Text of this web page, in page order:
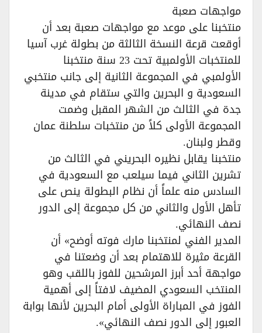
مواجهات صعبة
منتخبنا على موعد مع مواجهات صعبة بعد أن
أوقعت قرعة النسخة الثالثة من بطولة غرب آسيا
للمنتخبات الأولمبية تحت 23 سنة منتخبنا
الأولمبي في المجموعة الثانية إلى جانب منتخبي
السعودية و البحرين والتي ستقام في مدينة
جدة في الثالث من الشهر المقبل وضمت
المجموعة الأولى كلاً من منتخبات سلطنة عمان
وقطر ولبنان.
منتخبنا يقابل نظيره البحريني في الثالث من
تشرين الثاني فيما سيلعب مع السعودية في
السادس منه علماً أن نظام البطولة ينص على
تأهل الأول والثاني من كل مجموعة إلى الدور
نصف النهائي.
المدير الفني لمنتخبنا مارك فوته أوضح» أن
القرعة مثيرة للاهتمام بعد أن وضعتنا في
مواجهة أحد أبرز المرشحين للفوز باللقب وهو
المنتخب السعودي المضيف لافتاً إلى أهمية
الفوز في المباراة الأولى أمام البحرين لأنها بوابة
العبور إلى الدور نصف النهائي».